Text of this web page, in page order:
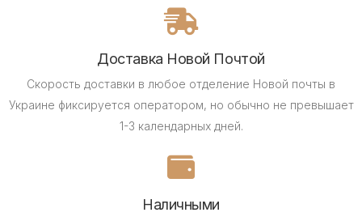
Доставка Новой Почтой
Скорость доставки в любое отделение Новой почты в
Украине фиксируется оператором, но обычно не превышает
1-3 календарных дней.
Наличными